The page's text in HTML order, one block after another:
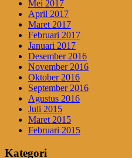
Mei 2017
April 2017
Maret 2017
Februari 2017
Januari 2017
Desember 2016
November 2016
Oktober 2016
September 2016
Agustus 2016
Juli 2015
Maret 2015
Februari 2015
Kategori